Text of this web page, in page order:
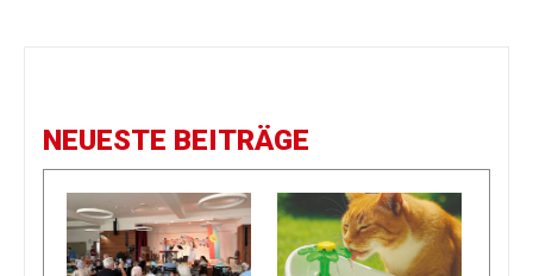
NEUESTE BEITRÄGE